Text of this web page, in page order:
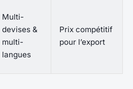
Multi-
devises &
multi-
langues
Prix compétitif
pour l’export